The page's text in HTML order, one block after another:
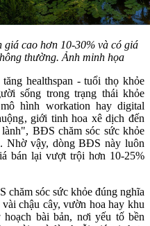
giá cao hơn 10-30% và có giá
thường. Ảnh minh họa
healthspan - tuổi thọ khỏe
sống trong trạng thái khỏe
hình workation hay digital
giới tinh hoa xê dịch đến
BĐS chăm sóc sức khỏe
Nhờ vậy, dòng BĐS này luôn
bán lại vượt trội hơn 10-25%
chăm sóc sức khỏe đúng nghĩa
chậu cây, vườn hoa hay khu
bài bản, nơi yếu tố bền